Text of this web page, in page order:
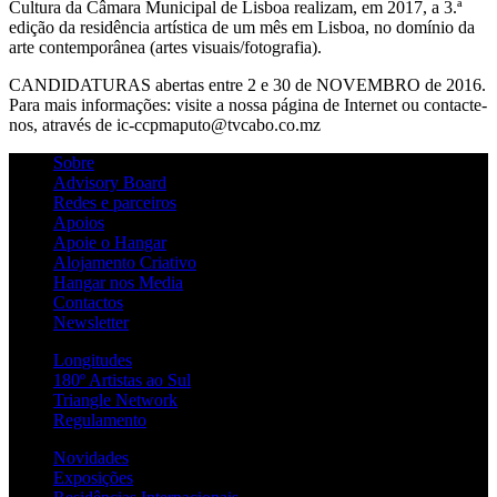
Cultura da Câmara Municipal de Lisboa realizam, em 2017, a 3.ª
edição da residência artística de um mês em Lisboa, no domínio da
arte contemporânea (artes visuais/fotografia).
CANDIDATURAS abertas entre 2 e 30 de NOVEMBRO de 2016.
Para mais informações: visite a nossa página de Internet ou contacte-
nos, através de ic-ccpmaputo@tvcabo.co.mz
Sobre
Advisory Board
Redes e parceiros
Apoios
Apoie o Hangar
Alojamento Criativo
Hangar nos Media
Contactos
Newsletter
Longitudes
180º Artistas ao Sul
Triangle Network
Regulamento
Novidades
Exposições